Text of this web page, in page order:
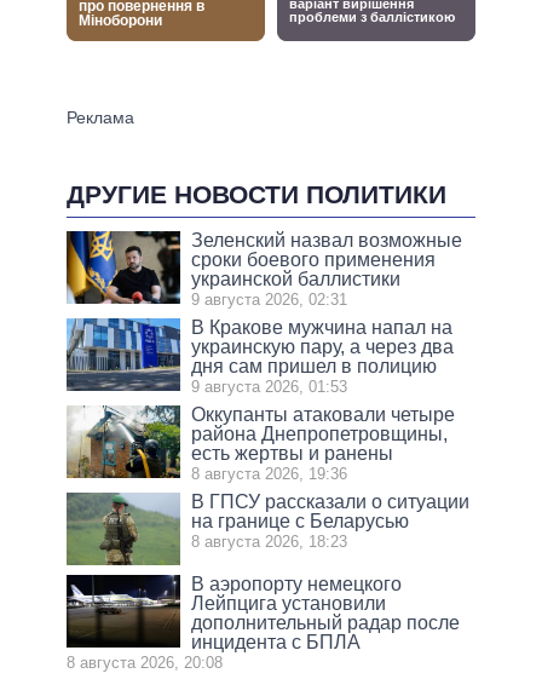
ДРУГИЕ НОВОСТИ ПОЛИТИКИ
Зеленский назвал возможные
сроки боевого применения
украинской баллистики
9 августа 2026, 02:31
В Кракове мужчина напал на
украинскую пару, а через два
дня сам пришел в полицию
9 августа 2026, 01:53
Оккупанты атаковали четыре
района Днепропетровщины,
есть жертвы и ранены
8 августа 2026, 19:36
В ГПСУ рассказали о ситуации
на границе с Беларусью
8 августа 2026, 18:23
В аэропорту немецкого
Лейпцига установили
дополнительный радар после
инцидента с БПЛА
8 августа 2026, 20:08